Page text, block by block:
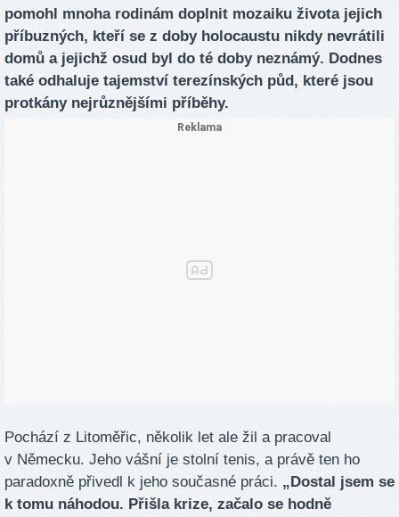
pomohl mnoha rodinám doplnit mozaiku života jejich
příbuzných, kteří se z doby holocaustu nikdy nevrátili
domů a jejichž osud byl do té doby neznámý. Dodnes
také odhaluje tajemství terezínských půd, které jsou
protkány nejrůznějšími příběhy.
Pochází z Litoměřic, několik let ale žil a pracoval
v Německu. Jeho vášní je stolní tenis, a právě ten ho
paradoxně přivedl k jeho současné práci. „Dostal jsem se
k tomu náhodou. Přišla krize, začalo se hodně